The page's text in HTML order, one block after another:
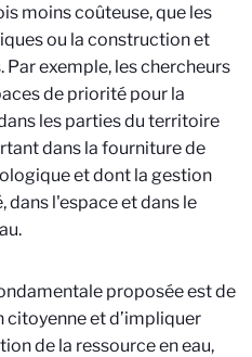
moins coûteuse, que les
ou la construction et
exemple, les chercheurs
de priorité pour la
les parties du territoire
dans la fourniture de
et dont la gestion
l'espace et dans le
proposée est de
et d’impliquer
de la ressource en eau,